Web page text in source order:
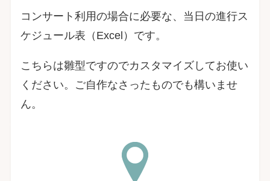
コンサート利用の場合に必要な、当日の進行ス
ケジュール表（Excel）です。
こちらは雛型ですのでカスタマイズしてお使い
ください。ご自作なさったものでも構いませ
ん。